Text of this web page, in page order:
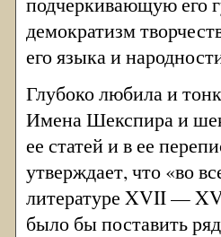
демократизм
его языка и
Глубоко любила и
Имена Шекспира и
ее статей и в ее
утверждает, что «во
литературе XVII —
было бы поставить